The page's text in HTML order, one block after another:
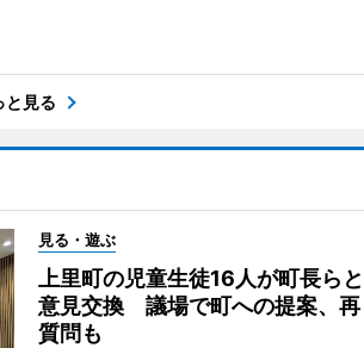
と見る
見る・遊ぶ
上里町の児童生徒16人が町長らと
意見交換 議場で町への提案、再
質問も